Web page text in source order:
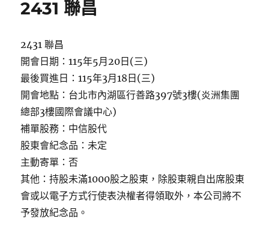
2431 聯昌
2431 聯昌
開會日期：115年5月20日(三)
最後買進日：115年3月18日(三)
開會地點：台北市內湖區行善路397號3樓(炎洲集團
總部3樓國際會議中心)
補單股務：中信股代
股東會紀念品：未定
主動寄單：否
其他：持股未滿1000股之股東，除股東親自出席股東
會或以電子方式行使表決權者得領取外，本公司將不
予發放紀念品。